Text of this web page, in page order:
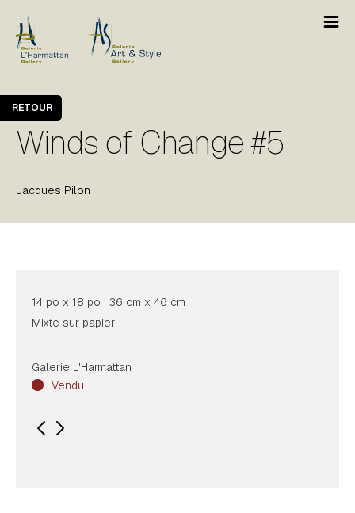
Winds of Change #5
Jacques Pilon
RETOUR
14 po x 18 po | 36 cm x 46 cm
Mixte sur papier
Galerie L'Harmattan
Vendu